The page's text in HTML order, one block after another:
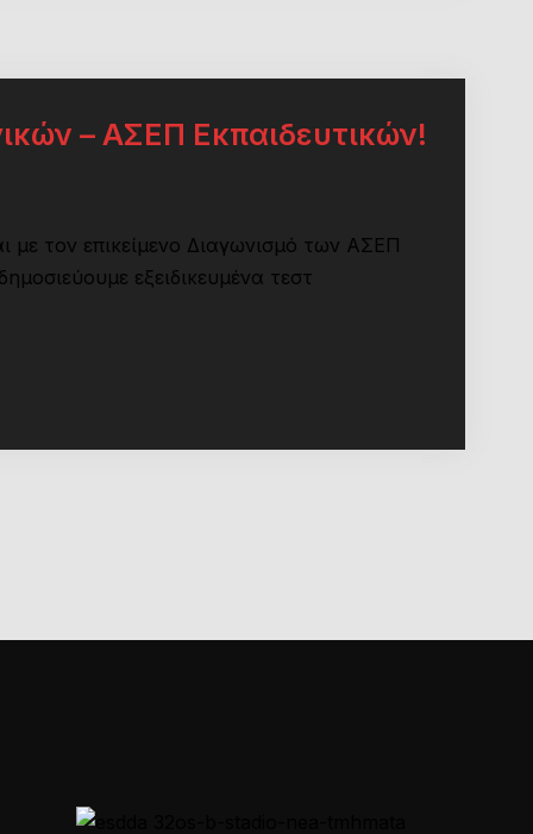
– ΑΣΕΠ Εκπαιδευτικών!
τον επικείμενο Διαγωνισμό των ΑΣΕΠ
εξειδικευμένα τεστ